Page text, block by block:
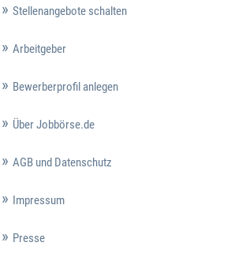
Stellenangebote schalten
Arbeitgeber
Bewerberprofil anlegen
Über Jobbörse.de
AGB und Datenschutz
Impressum
Presse